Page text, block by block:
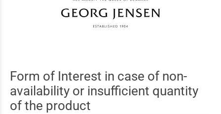
Form of Interest in case of non-
availability or insufficient quantity
of the product